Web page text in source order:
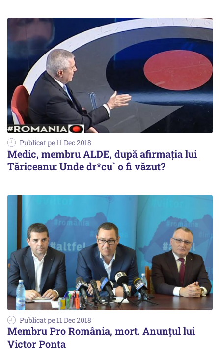
Publicat pe 11 Dec 2018
Medic, membru ALDE, după afirmația lui
Tăriceanu: Unde dr*cu` o fi văzut?
Publicat pe 11 Dec 2018
Membru Pro România, mort. Anunțul lui
Victor Ponta